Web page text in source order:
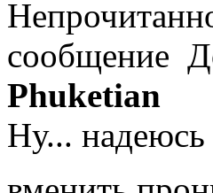
Phuketian
Ну...